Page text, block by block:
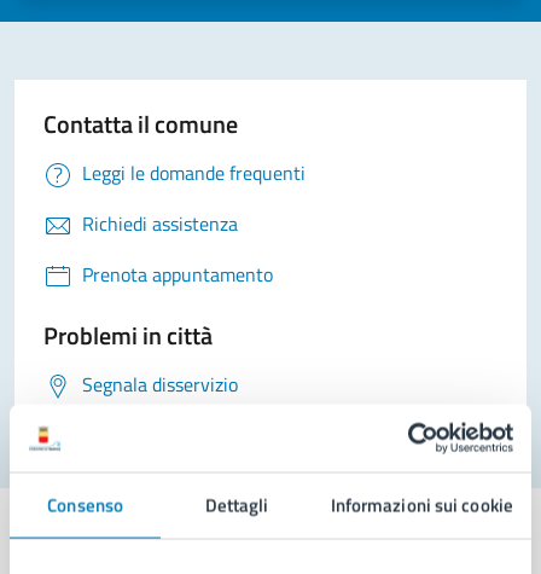
Consenso Dettagli Informazioni sui cookie
Contatta il comune
Leggi le domande frequenti
Richiedi assistenza
Prenota appuntamento
Problemi in città
Segnala disservizio